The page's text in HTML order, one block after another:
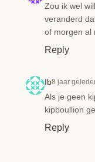
Zou ik wel
veranderd
of morgen al
Reply
Ib8 jaar
Als je geen
kipboullion
Reply